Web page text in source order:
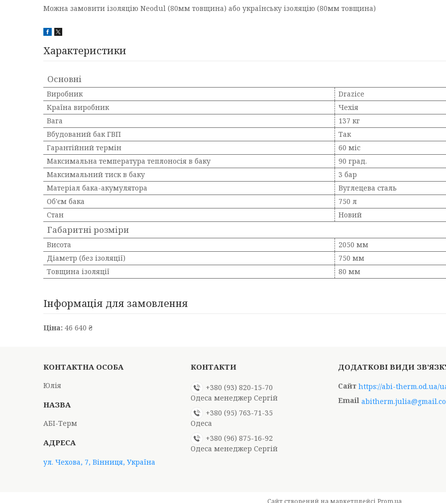
Можна замовити ізоляцію Neodul (80мм товщина) або українську ізоляцію (80мм товщина)
Характеристики
Основні
Виробник
Drazice
Країна виробник
Чехія
Вага
137 кг
Вбудований бак ГВП
Так
Гарантійний термін
60 міс
Максимальна температура теплоносія в баку
90 град.
Максимальний тиск в баку
3 бар
Матеріал бака-акумулятора
Вуглецева сталь
Об'єм бака
750 л
Стан
Новий
Габаритні розміри
Висота
2050 мм
Діаметр (без ізоляції)
750 мм
Товщина ізоляції
80 мм
Інформація для замовлення
Ціна: 46 640 ₴
Юлія
АБІ-Терм
ул. Чехова, 7, Вінниця, Україна
+380 (93) 820-15-70
Одеса менеджер Сергій
+380 (95) 763-71-35
Одеса
+380 (96) 875-16-92
Одеса менеджер Сергій
https://abi-therm.od.ua/
Сайт створений на маркетплейсі Prom.ua